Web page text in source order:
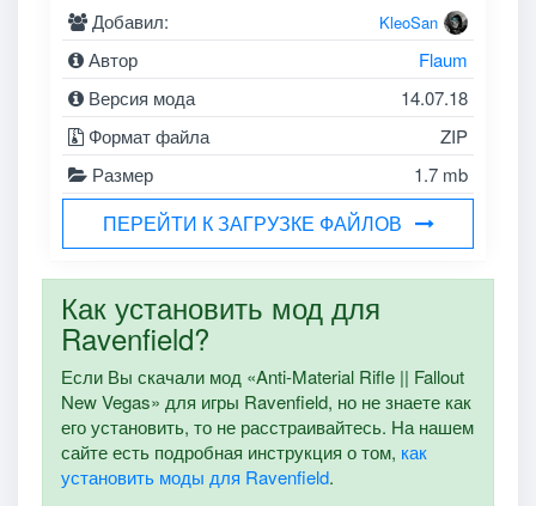
Добавил: KleoSan
Автор
Flaum
Версия мода
14.07.18
Формат файла
ZIP
Размер
1.7 mb
ПЕРЕЙТИ К ЗАГРУЗКЕ ФАЙЛОВ
Как установить мод для
Ravenfield?
Если Вы скачали мод «Anti-Material Rifle || Fallout
New Vegas» для игры Ravenfield, но не знаете как
его установить, то не расстраивайтесь. На нашем
сайте есть подробная инструкция о том, как
установить моды для Ravenfield.